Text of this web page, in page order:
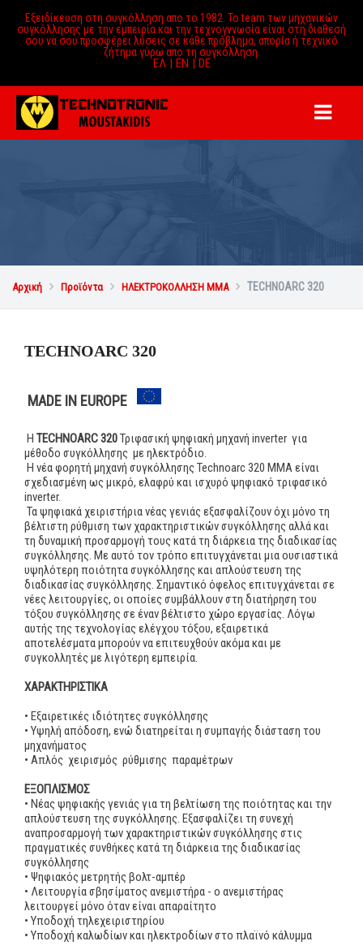
Εξειδίκευση στη συγκόλληση απο το 1982. Το team των μηχανικών
συγκόλλησης με την εμπειρία και την τεχνογννωσία είναι στη διαθεσή
σου να σου προσφέρει λύσεις σε κάθε πρόβλημα, απορία ή τεχνικό
ζήτημα γύρω απο τη συγκόλληση.
ΕΛ | EN |DE
Αρχική  Προϊόντα  ΗΛΕΚΤΡΟΚΟΛΛΗΣΗ MMA  TECHNOARC 320
TECHNOARC 320
MADE IN EUROPE
H TECHNOARC 320Τριφασική ψηφιακή μηχανή inverter για
μέθοδο συγκόλλησης με ηλεκτρόδιο.
Η νέα φορητή μηχανή συγκόλλησης Technoarc 320 MMA είναι
σχεδιασμένη ως μικρό, ελαφρύ και ισχυρό ψηφιακό τριφασικό
inverter.
Τα ψηφιακά χειριστήρια νέας γενιάς εξασφαλίζουν όχι μόνο τη
βέλτιστη ρύθμιση των χαρακτηριστικών συγκόλλησης αλλά και
τη δυναμική προσαρμογή τους κατά τη διάρκεια της διαδικασίας
συγκόλλησης. Με αυτό τον τρόπο επιτυγχάνεται μια ουσιαστικά
υψηλότερη ποιότητα συγκόλλησης και απλούστευση της
διαδικασίας συγκόλλησης. Σημαντικό όφελος επιτυγχάνεται σε
νέες λειτουργίες, οι οποίες συμβάλλουν στη διατήρηση του
τόξου συγκόλλησης σε έναν βέλτιστο χώρο εργασίας. Λόγω
αυτής της τεχνολογίας ελέγχου τόξου, εξαιρετικά
αποτελέσματα μπορούν να επιτευχθούν ακόμα και με
συγκολλητές με λιγότερη εμπειρία.
ΧΑΡΑΚΤΗΡΙΣΤΙΚΑ
• Εξαιρετικές ιδιότητες συγκόλλησης
• Υψηλή απόδοση, ενώ διατηρείται η συμπαγής διάσταση του
μηχανήματος
• Απλός χειρισμός ρύθμισης παραμέτρων
ΕΞΟΠΛΙΣΜΟΣ
• Νέας ψηφιακής γενιάς για τη βελτίωση της ποιότητας και την
απλούστευση της συγκόλλησης. Εξασφαλίζει τη συνεχή
αναπροσαρμογή των χαρακτηριστικών συγκόλλησης στις
πραγματικές συνθήκες κατά τη διάρκεια της διαδικασίας
συγκόλλησης
• Ψηφιακός μετρητής βολτ-αμπέρ
• Λειτουργία σβησίματος ανεμιστήρα - ο ανεμιστήρας
λειτουργεί μόνο όταν είναι απαραίτητο
• Υποδοχή τηλεχειριστηρίου
• Υποδοχή καλωδίων και ηλεκτροδίων στο πλαϊνό κάλυμμα